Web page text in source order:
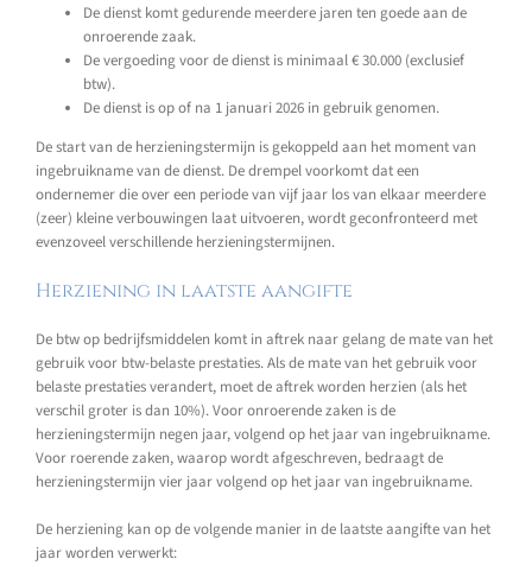
De dienst komt gedurende meerdere jaren ten goede aan de
onroerende zaak.
De vergoeding voor de dienst is minimaal € 30.000 (exclusief
btw).
De dienst is op of na 1 januari 2026 in gebruik genomen.
De start van de herzieningstermijn is gekoppeld aan het moment van
ingebruikname van de dienst. De drempel voorkomt dat een
ondernemer die over een periode van vijf jaar los van elkaar meerdere
(zeer) kleine verbouwingen laat uitvoeren, wordt geconfronteerd met
evenzoveel verschillende herzieningstermijnen.
Herziening in laatste aangifte
De btw op bedrijfsmiddelen komt in aftrek naar gelang de mate van het
gebruik voor btw-belaste prestaties. Als de mate van het gebruik voor
belaste prestaties verandert, moet de aftrek worden herzien (als het
verschil groter is dan 10%). Voor onroerende zaken is de
herzieningstermijn negen jaar, volgend op het jaar van ingebruikname.
Voor roerende zaken, waarop wordt afgeschreven, bedraagt de
herzieningstermijn vier jaar volgend op het jaar van ingebruikname.
De herziening kan op de volgende manier in de laatste aangifte van het
jaar worden verwerkt: